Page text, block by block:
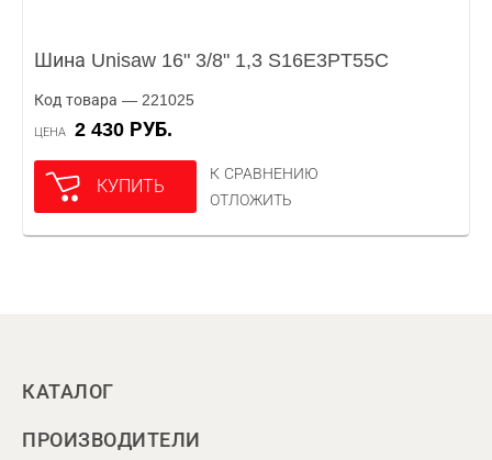
Шина Unisaw 16" 3/8" 1,3 S16E3PT55C
Код товара — 221025
ЦЕНА 2 430 РУБ.
КУПИТЬ
К СРАВНЕНИЮ
ОТЛОЖИТЬ
КАТАЛОГ
ПРОИЗВОДИТЕЛИ